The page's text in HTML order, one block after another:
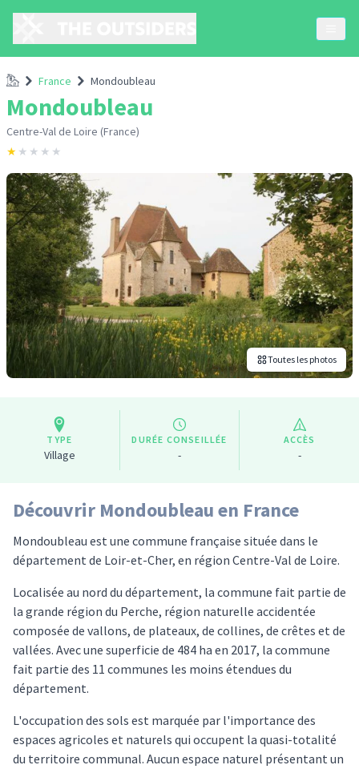
Accueil
France Mondoubleau
Mondoubleau
Centre-Val de Loire (France)
★ ★ ★ ★ ★
Toutes les photos
TYPE
Village
DURÉE CONSEILLÉE
-
ACCÈS
-
Découvrir Mondoubleau en France
Mondoubleau est une commune française située dans le
département de Loir-et-Cher, en région Centre-Val de Loire.
Localisée au nord du département, la commune fait partie de
la grande région du Perche, région naturelle accidentée
composée de vallons, de plateaux, de collines, de crêtes et de
vallées. Avec une superficie de 484 ha en 2017, la commune
fait partie des 11 communes les moins étendues du
département.
L'occupation des sols est marquée par l'importance des
espaces agricoles et naturels qui occupent la quasi-totalité
du territoire communal. Aucun espace naturel présentant un